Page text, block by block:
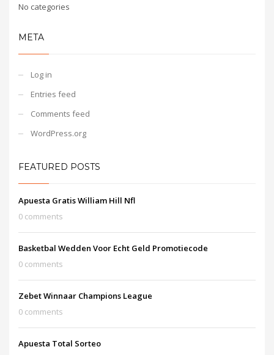
No categories
META
Log in
Entries feed
Comments feed
WordPress.org
FEATURED POSTS
Apuesta Gratis William Hill Nfl
0 comments
Basketbal Wedden Voor Echt Geld Promotiecode
0 comments
Zebet Winnaar Champions League
0 comments
Apuesta Total Sorteo